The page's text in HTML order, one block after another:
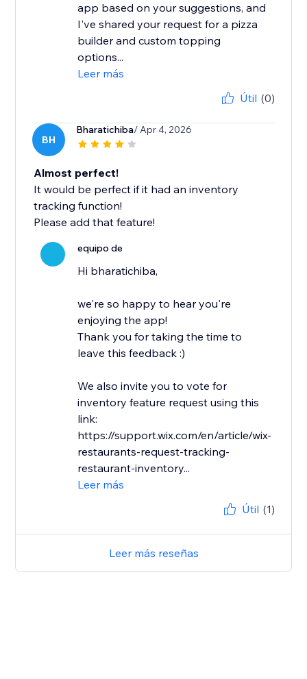
app based on your suggestions, and
I've shared your request for a pizza
builder and custom topping
options...
Leer más
Útil (0)
BH
Bharatichiba/ Apr 4, 2026
Almost perfect!
It would be perfect if it had an inventory
tracking function!
Please add that feature!
equipo de
Hi bharatichiba,
we're so happy to hear you're
enjoying the app!
Thank you for taking the time to
leave this feedback :)
We also invite you to vote for
inventory feature request using this
link:
https://support.wix.com/en/article/wix-
restaurants-request-tracking-
restaurant-inventory...
Leer más
Útil (1)
Leer más reseñas